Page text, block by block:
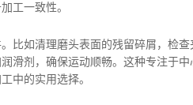
工一致性。
如清理磨头表面的残留碎屑，检查
滑剂，确保运动顺畅。这种专注于
中的实用选择。